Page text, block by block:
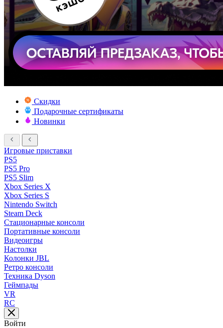
Скидки
Подарочные сертификаты
Новинки
Игровые приставки
PS5
PS5 Pro
PS5 Slim
Xbox Series X
Xbox Series S
Nintendo Switch
Steam Deck
Стационарные консоли
Портативные консоли
Видеоигры
Настолки
Колонки JBL
Ретро консоли
Техника Dyson
Геймпады
VR
RC
Войти